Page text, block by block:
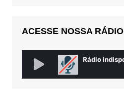
ACESSE NOSSA RÁDIO